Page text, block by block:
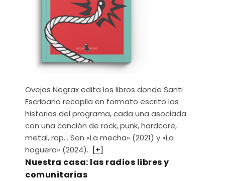
Ovejas Negrax edita los libros donde Santi
Escribano recopila en formato escrito las
historias del programa, cada una asociada
con una canción de rock, punk, hardcore,
metal, rap… Son «La mecha» (2021) y «La
hoguera» (2024). [+]
Nuestra casa: las radios libres y
comunitarias